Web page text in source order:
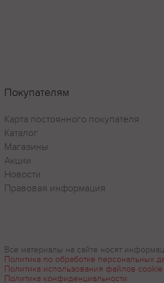
Покупателям
Карта постоянного покупателя
Каталог
Магазины
Акции
Новости
Правовая информация
Все материалы на сайте носят
Политика по обработке персональных
Политика использования файлов cookie
Политика конфиденциальности